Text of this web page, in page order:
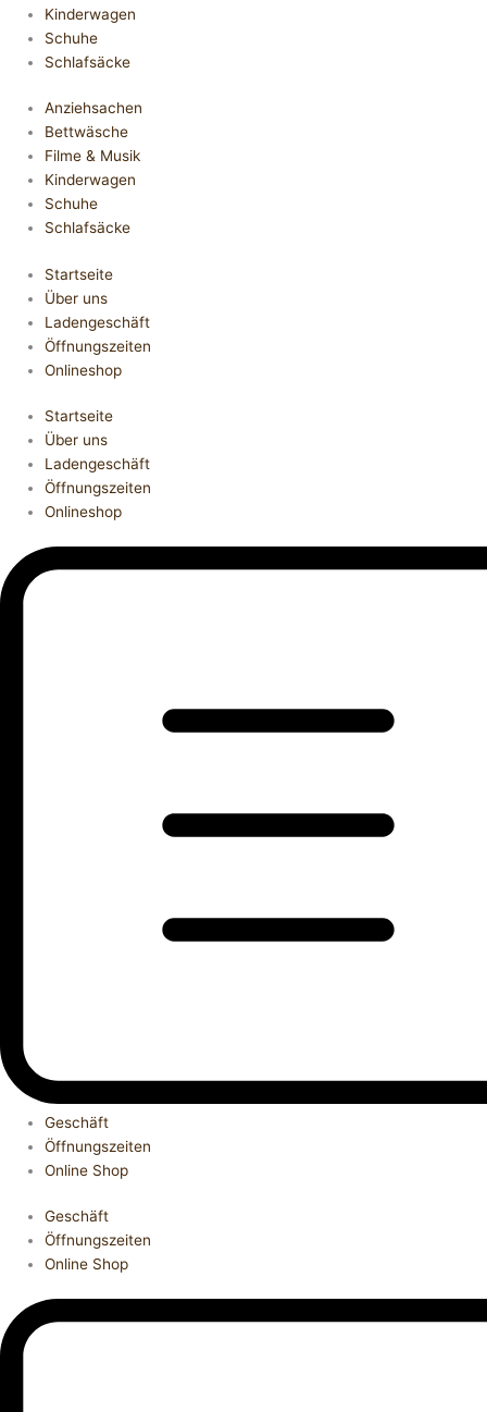
Kinderwagen
Schuhe
Schlafsäcke
Anziehsachen
Bettwäsche
Filme & Musik
Kinderwagen
Schuhe
Schlafsäcke
Startseite
Über uns
Ladengeschäft
Öffnungszeiten
Onlineshop
Startseite
Über uns
Ladengeschäft
Öffnungszeiten
Onlineshop
Geschäft
Öffnungszeiten
Online Shop
Geschäft
Öffnungszeiten
Online Shop